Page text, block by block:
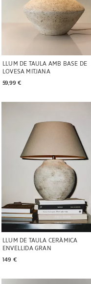
LLUM DE TAULA AMB BASE DE
LOVESA MITJANA
59,99 €
LLUM DE TAULA CERÀMICA
ENVELLIDA GRAN
149 €
Imatge canviada a 1 de 7
Imatge canviada a 1 de 6